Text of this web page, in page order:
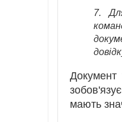
7.
Документ
мають